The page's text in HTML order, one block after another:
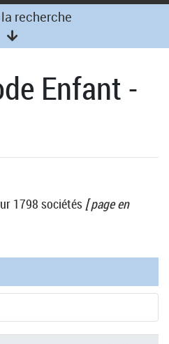
recherche
Enfant -
1798 sociétés [ page en